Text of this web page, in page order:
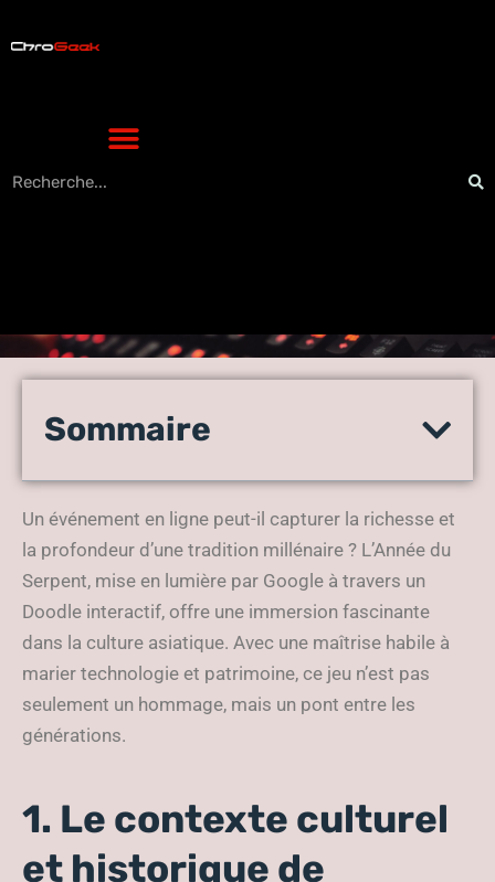
serpent : plongez dans une
interactive
Sommaire
Un événement en ligne peut-il capturer la richesse et
la profondeur d’une tradition millénaire ? L’Année du
Serpent, mise en lumière par Google à travers un
Doodle interactif, offre une immersion fascinante
dans la culture asiatique. Avec une maîtrise habile à
marier technologie et patrimoine, ce jeu n’est pas
seulement un hommage, mais un pont entre les
générations.
1. Le contexte culturel
et historique de